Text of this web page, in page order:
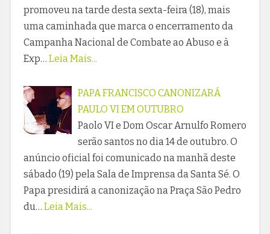
promoveu na tarde desta sexta-feira (18), mais
uma caminhada que marca o encerramento da
Campanha Nacional de Combate ao Abuso e à
Exp… Leia Mais...
PAPA FRANCISCO CANONIZARÁ
PAULO VI EM OUTUBRO
Paolo VI e Dom Oscar Arnulfo Romero
serão santos no dia 14 de outubro. O
anúncio oficial foi comunicado na manhã deste
sábado (19) pela Sala de Imprensa da Santa Sé. O
Papa presidirá a canonização na Praça São Pedro
du… Leia Mais...